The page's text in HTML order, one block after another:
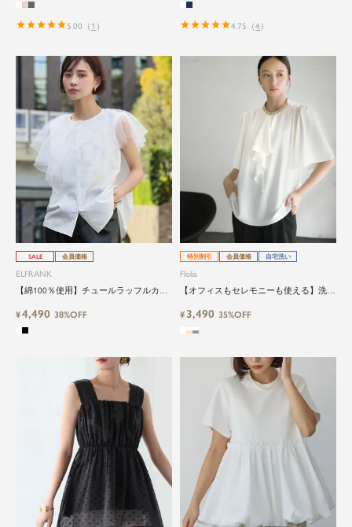
5.00 （ 1 ） 4.75 （4 ）
SALE 会員価格
ELFRANK
【綿100％使用】チュールラッフルカラ
¥4,490 38%OFF
特別割引 会員価格 自宅洗い
Flolia
【オフィスもセレモニーも使える】洗え
ジネスブラウス
¥ 3,490 35%OFF